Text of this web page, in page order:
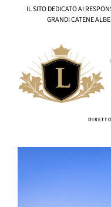
IL SITO DEDICATO AI
GRANDI CATENE